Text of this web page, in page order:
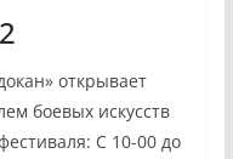
открывает
боевых искусств
С 10-00 до